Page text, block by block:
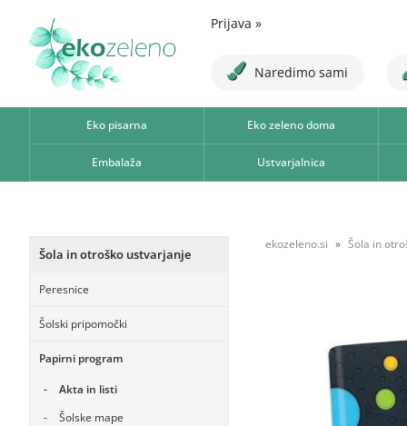
Prijava »
Naredimo sami
Eko pisarna Eko zeleno doma
Embalaža Ustvarjalnica
Šola in otroško ustvarjanje
Peresnice
Šolski pripomočki
Papirni program
Akta in listi
Šolske mape
ekozeleno.si Šola in